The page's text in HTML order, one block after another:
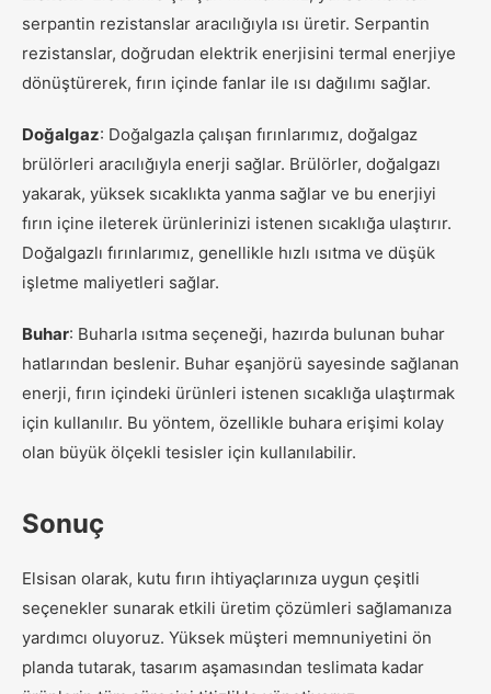
serpantin rezistanslar aracılığıyla ısı üretir. Serpantin
rezistanslar, doğrudan elektrik enerjisini termal enerjiye
dönüştürerek, fırın içinde fanlar ile ısı dağılımı sağlar.
Doğalgaz: Doğalgazla çalışan fırınlarımız, doğalgaz
brülörleri aracılığıyla enerji sağlar. Brülörler, doğalgazı
yakarak, yüksek sıcaklıkta yanma sağlar ve bu enerjiyi
fırın içine ileterek ürünlerinizi istenen sıcaklığa ulaştırır.
Doğalgazlı fırınlarımız, genellikle hızlı ısıtma ve düşük
işletme maliyetleri sağlar.
Buhar: Buharla ısıtma seçeneği, hazırda bulunan buhar
hatlarından beslenir. Buhar eşanjörü sayesinde sağlanan
enerji, fırın içindeki ürünleri istenen sıcaklığa ulaştırmak
için kullanılır. Bu yöntem, özellikle buhara erişimi kolay
olan büyük ölçekli tesisler için kullanılabilir.
Sonuç
Elsisan olarak, kutu fırın ihtiyaçlarınıza uygun çeşitli
seçenekler sunarak etkili üretim çözümleri sağlamanıza
yardımcı oluyoruz. Yüksek müşteri memnuniyetini ön
planda tutarak, tasarım aşamasından teslimata kadar